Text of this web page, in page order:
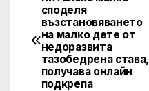
споделя
възстановяването
на малко дете от
недоразвита
тазобедрена става,
получава онлайн
подкрепа